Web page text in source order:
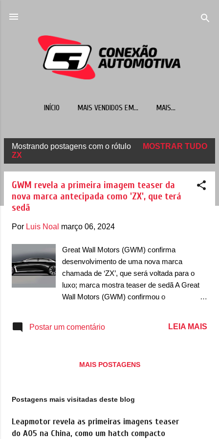
INÍCIO MAIS VENDIDOS EM... MAIS…
o
Mostrando postagens com o rótulo
ZX
MOSTRAR TUDO
GWM revela a primeira imagem teaser da
nova marca antecipada como 'ZX', que terá
sedã
Por Luis Noal março 06, 2024
Great Wall Motors (GWM) confirma
desenvolvimento de uma nova marca
chamada de ‘ZX’, que será voltada para o
luxo; marca mostra teaser de sedã A Great
Wall Motors (GWM) confirmou o
Tank, Poer e Wey. Chamada provisoriamente
seu primeiro carro, que será um sedã de
Spur, Rolls-Royce Ghost, Mercedes-
alguns sedãs da Hongqi, que tem essa
Postar um comentário LEIA MAIS
MAIS POSTAGENS
Postagens mais visitadas deste blog
Leapmotor revela as primeiras imagens teaser
do A05 na China, como um hatch compacto